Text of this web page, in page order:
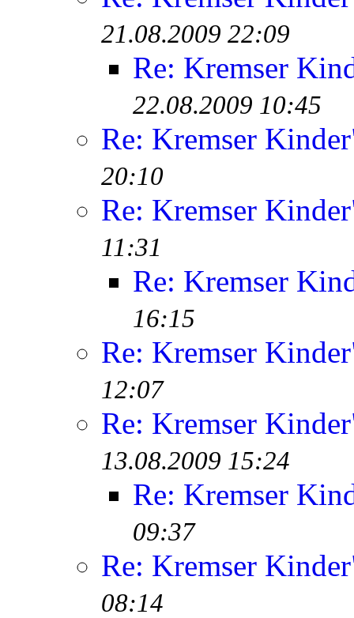
21.08.2009 22:09
Re: Kremser
22.08.2009 10:45
Re: Kremser
20:10
Re: Kremser
11:31
Re: Kremser
16:15
Re: Kremser
12:07
Re: Kremser
13.08.2009 15:24
Re: Kremser
09:37
Re: Kremser
08:14